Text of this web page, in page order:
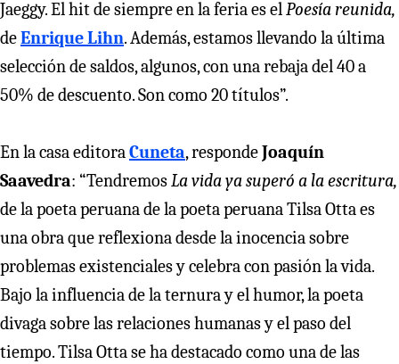
Jaeggy. El hit de siempre en la feria es elPoesía reunida,
deEnrique Lihn. Además, estamos llevando la última
selección de saldos, algunos, con una rebaja del 40 a
50% de descuento. Son como 20 títulos”.
En la casa editoraCuneta, respondeJoaquín
Saavedra: “TendremosLa vida ya superó a la escritura,
de la poeta peruana de la poeta peruana Tilsa Otta es
una obra que reflexiona desde la inocencia sobre
problemas existenciales y celebra con pasión la vida.
Bajo la influencia de la ternura y el humor, la poeta
divaga sobre las relaciones humanas y el paso del
tiempo. Tilsa Otta se ha destacado como una de las